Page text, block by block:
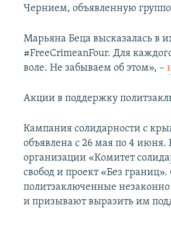
Чернием, объявленную
Марьяна Беца высказалась в
#FreeCrimeanFour. Для
воле. Не забываем об этом», –
Акции в поддержку
Кампания солидарности с
объявлена с 26 мая по 4
организации «Комитет
свобод и проект «Без
политзаключенные
и призывают выразить им